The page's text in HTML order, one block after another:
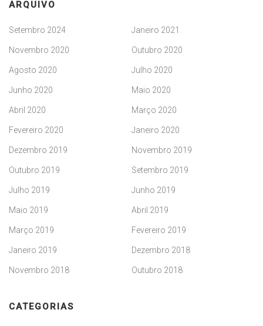
ARQUIVO
Setembro 2024 Janeiro 2021
Novembro 2020 Outubro 2020
Agosto 2020 Julho 2020
Junho 2020 Maio 2020
Abril 2020 Março 2020
Fevereiro 2020 Janeiro 2020
Dezembro 2019 Novembro 2019
Outubro 2019 Setembro 2019
Julho 2019 Junho 2019
Maio 2019 Abril 2019
Março 2019 Fevereiro 2019
Janeiro 2019 Dezembro 2018
Novembro 2018 Outubro 2018
CATEGORIAS